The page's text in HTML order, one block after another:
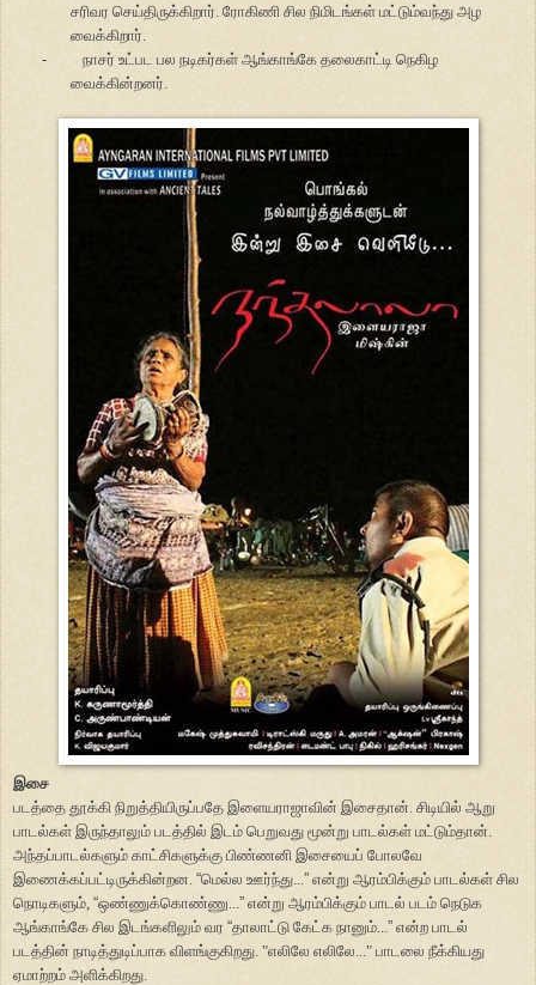
சரிவர செய்திருக்கிறார். ரோகிணி சில நிமிடங்கள் மட்டும்வந்து அழ
வைக்கிறார்.
-
நாசர் உட்பட பல நடிகர்கள் ஆங்காங்கே தலைகாட்டி நெகிழ
வைக்கின்றனர்.
இசை
படத்தை தூக்கி நிறுத்தியிருப்பதே இளையராஜாவின் இசைதான். சிடியில் ஆறு
பாடல்கள் இருந்தாலும் படத்தில் இடம் பெறுவது மூன்று பாடல்கள் மட்டும்தான்.
அந்தப்பாடல்களும் காட்சிகளுக்கு பிண்ணனி இசையைப் போலவே
இணைக்கப்பட்டிருக்கின்றன. “மெல்ல ஊர்ந்து... ” என்று ஆரம்பிக்கும் பாடல்கள் சில
நொடிகளும், “ஒண்ணுக்கொண்ணு... ” என்று ஆரம்பிக்கும் பாடல் படம் நெடுக
ஆங்காங்கே சில இடங்களிலும் வர “தாலாட்டு கேட்க நானும்... ” என்ற பாடல்
படத்தின் நாடித்துடிப்பாக விளங்குகிறது. "எலிலே எலிலே..." பாடலை நீக்கியது
ஏமாற்றம் அளிக்கிறது.